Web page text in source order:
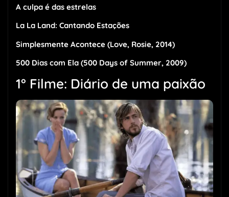
A culpa é das estrelas
La La Land: Cantando Estações
Simplesmente Acontece (Love, Rosie, 2014)
500 Dias com Ela (500 Days of Summer, 2009)
1° Filme: Diário de uma paixão